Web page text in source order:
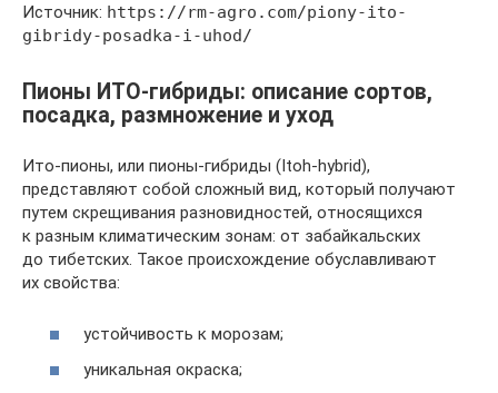
Источник: https://rm-agro.com/piony-ito-
gibridy-posadka-i-uhod/
Пионы ИТО-гибриды: описание сортов,
посадка, размножение и уход
Ито-пионы, или пионы-гибриды (Itoh-hybrid),
представляют собой сложный вид, который получают
путем скрещивания разновидностей, относящихся
к разным климатическим зонам: от забайкальских
до тибетских. Такое происхождение обуславливают
их свойства:
устойчивость к морозам;
уникальная окраска;